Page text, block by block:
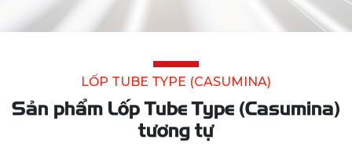
LỐP TUBE TYPE (CASUMINA)
Sản phẩm Lốp Tube Type (Casumina)
tương tự